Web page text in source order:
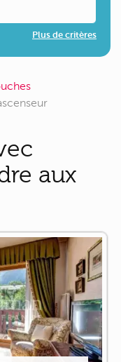
Plus de critères
aux